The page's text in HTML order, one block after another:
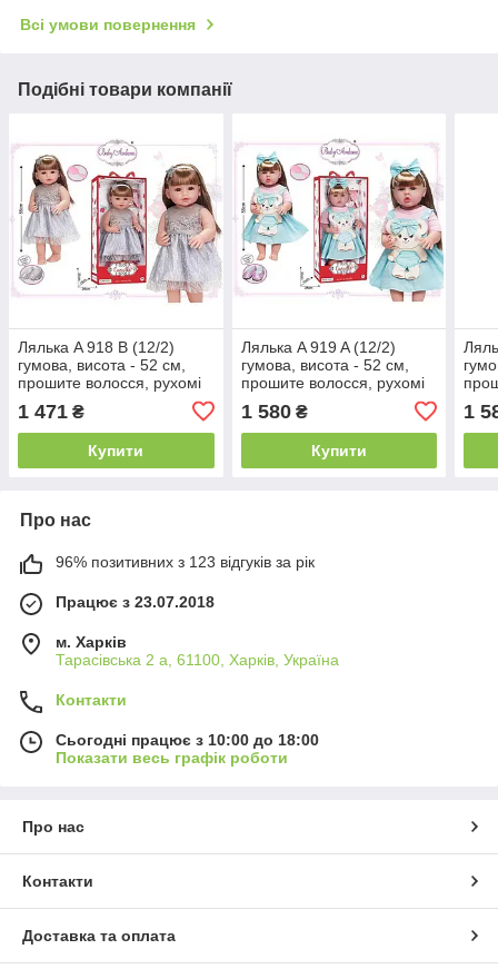
Всі умови повернення
Подібні товари компанії
Лялька A 918 B (12/2)
гумова, висота - 52 см,
прошите волосся, рухомі
волосся, взуття, в коробці
1 471 ₴
Купити
Лялька A 919 A (12/2)
гумова, висота - 52 см,
прошите волосся, рухомі
волосся, взуття, в коробці
1 580₴
Купити
1
Про нас
96% позитивних з 123 відгуків за рік
Працює з 23.07.2018
м. Харків
Тарасівська 2 а, 61100, Харків, Україна
Контакти
Сьогодні працює з 10:00 до 18:00
Показати весь графік роботи
Про нас
Контакти
Доставка та оплата